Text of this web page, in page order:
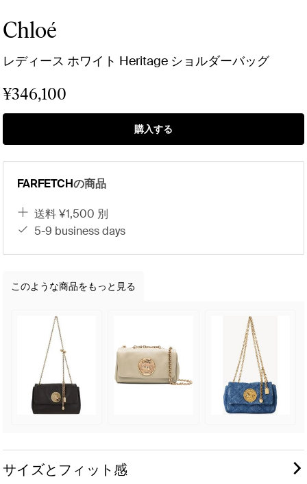
Chloé
レディース ホワイト Heritage ショルダーバッグ
¥346,100
購入する
FARFETCHの商品
送料 ¥1,500 別
5-9 business days
このような商品をもっと見る
サイズとフィット感